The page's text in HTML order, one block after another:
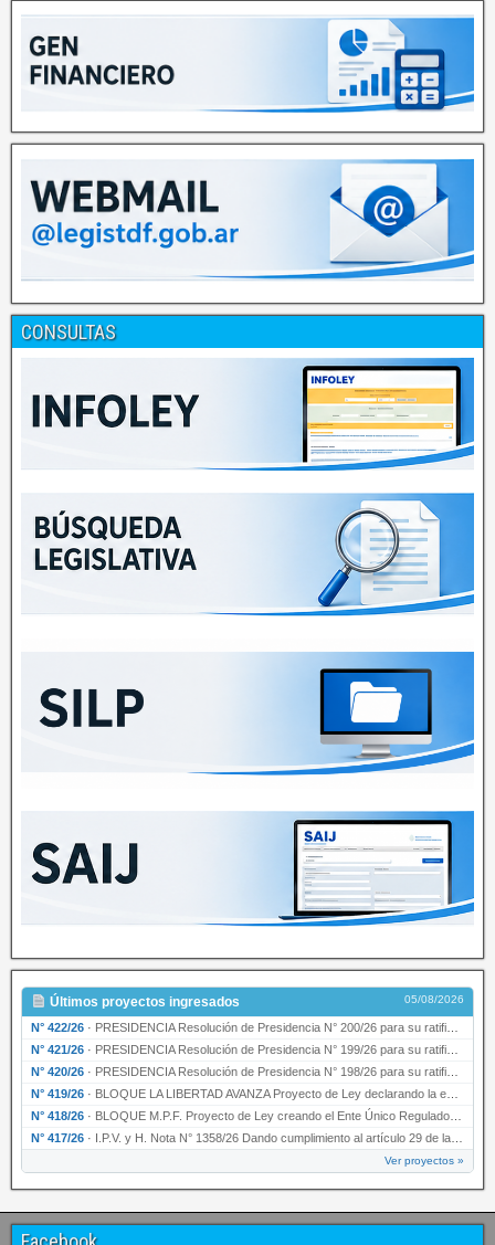
CONSULTAS
Últimos proyectos ingresados 05/08/2026
N° 422/26 · PRESIDENCIA Resolución de Presidencia N° 200/26 para su ratificación.
N° 421/26 · PRESIDENCIA Resolución de Presidencia N° 199/26 para su ratificación.
N° 420/26 · PRESIDENCIA Resolución de Presidencia N° 198/26 para su ratificación.
N° 419/26 · BLOQUE LA LIBERTAD AVANZA Proyecto de Ley declarando la esencialidad del servicio educativ…
N° 418/26 · BLOQUE M.P.F. Proyecto de Ley creando el Ente Único Regulador de servicios públicos de la …
N° 417/26 · I.P.V. y H. Nota N° 1358/26 Dando cumplimiento al artículo 29 de la Ley provincial N° 1399…
Ver proyectos »